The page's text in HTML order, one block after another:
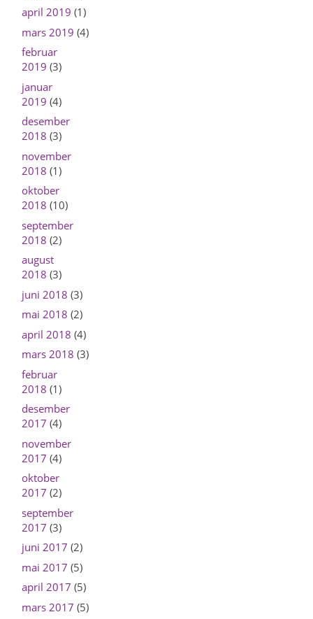
april 2019 (1)
mars 2019 (4)
februar
2019 (3)
januar
2019 (4)
desember
2018 (3)
november
2018 (1)
oktober
2018 (10)
september
2018 (2)
august
2018 (3)
juni 2018 (3)
mai 2018 (2)
april 2018 (4)
mars 2018 (3)
februar
2018 (1)
desember
2017 (4)
november
2017 (4)
oktober
2017 (2)
september
2017 (3)
juni 2017 (2)
mai 2017 (5)
april 2017 (5)
mars 2017 (5)